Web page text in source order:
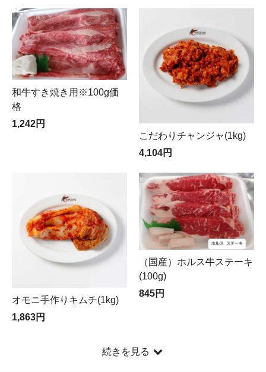
和牛すき焼き用※100g価
格
1,242円
こだわりチャンジャ(1kg)
4,104円
オモニ手作りキムチ(1kg)
1,863円
（国産）ホルス牛ステーキ
(100g)
845円
続きを見る